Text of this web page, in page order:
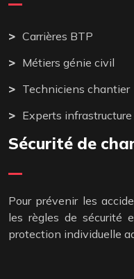
Carrières BTP
Métiers génie civil
Techniciens chantier
Experts infrastructure
Sécurité de
Pour prévenir les
les règles de sécurité
protection individuelle